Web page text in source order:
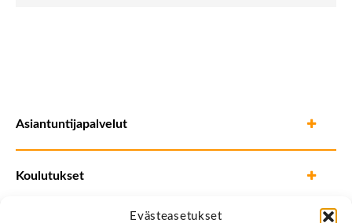
Evästeasetukset
Asiantuntijapalvelut
Koulutukset